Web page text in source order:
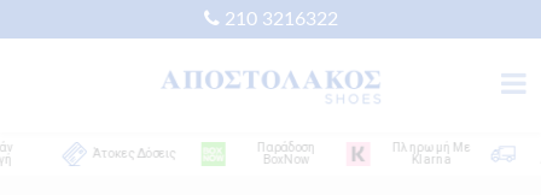
210 3216322
Άτοκες Δόσεις
Παράδοση
BoxNow
Πληρωμή Με
Klarna